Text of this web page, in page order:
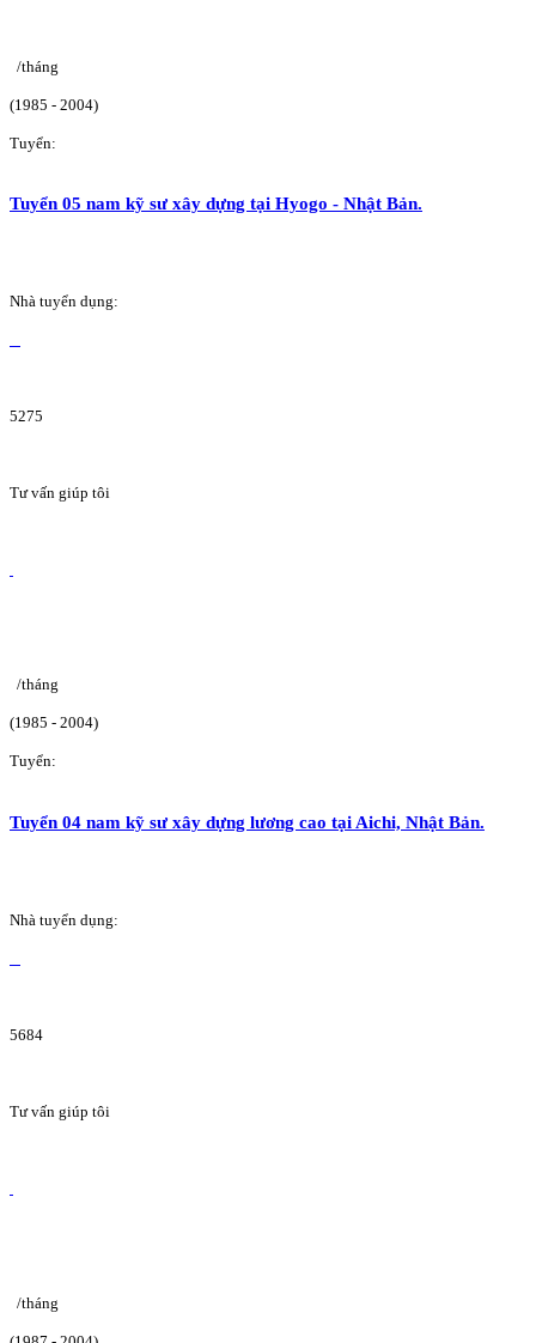
/tháng
(1985 - 2004)
Tuyển:
Tuyển 05 nam kỹ sư xây dựng tại Hyogo - Nhật Bản.
Nhà tuyển dụng:
5275
Tư vấn giúp tôi
/tháng
(1985 - 2004)
Tuyển:
Tuyển 04 nam kỹ sư xây dựng lương cao tại Aichi, Nhật Bản.
Nhà tuyển dụng:
5684
Tư vấn giúp tôi
/tháng